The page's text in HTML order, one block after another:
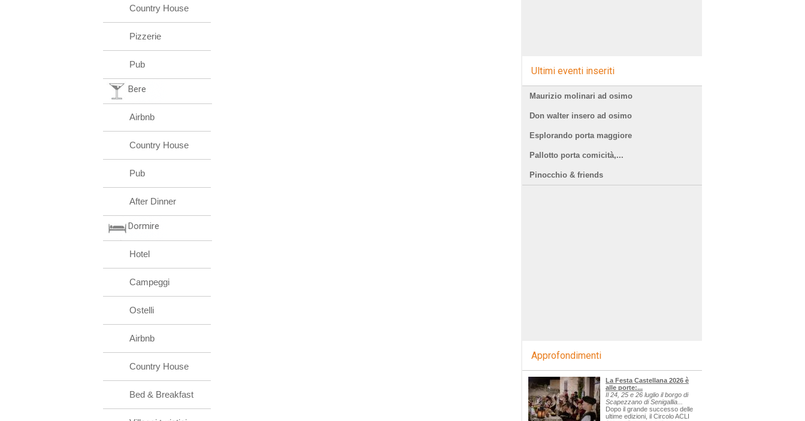
Country House
Pizzerie
Pub
Bere
Airbnb
Country House
Pub
After Dinner
Dormire
Hotel
Campeggi
Ostelli
Airbnb
Country House
Bed & Breakfast
Ultimi eventi inseriti
Maurizio molinari ad osimo
Don walter insero ad osimo
Esplorando porta maggiore
Pallotto porta comicità,...
Pinocchio & friends
Approfondimenti
La Festa Castellana 2026 è
alle porte:...
Il 24, 25 e 26 luglio il borgo di
Scapezzano di Senigallia...
Dopo il grande successo delle
ultime edizioni, il Circolo ACLI